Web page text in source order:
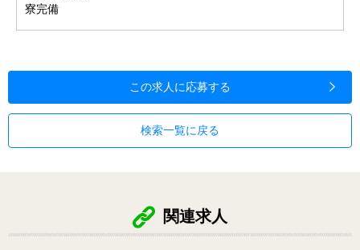
寮完備
この求人に応募する
検索一覧に戻る
関連求人